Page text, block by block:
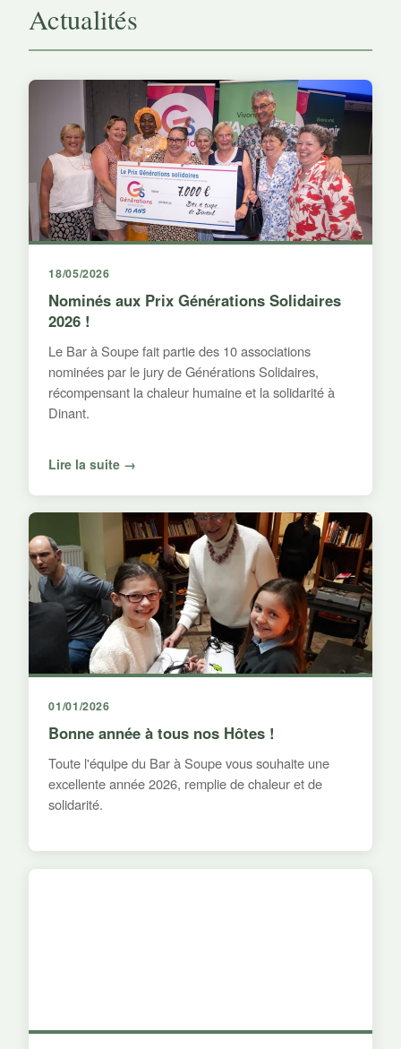
Actualités
18/05/2026
Nominés aux Prix Générations Solidaires
2026 !
Le Bar à Soupe fait partie des 10 associations
nominées par le jury de Générations Solidaires,
récompensant la chaleur humaine et la solidarité à
Dinant.
Lire la suite →
01/01/2026
Bonne année à tous nos Hôtes !
Toute l'équipe du Bar à Soupe vous souhaite une
excellente année 2026, remplie de chaleur et de
solidarité.